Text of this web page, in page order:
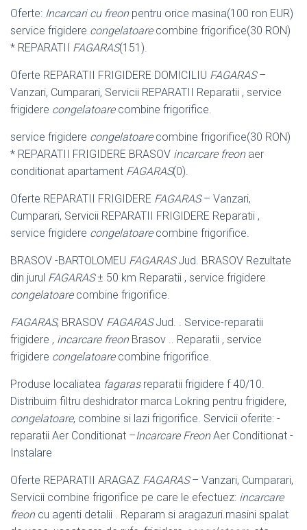
Oferte: Incarcari cu freonpentru orice masina(100 ron EUR)
service frigidere congelatoarecombine frigorifice(30 RON)
* REPARATII FAGARAS(151).
Oferte REPARATII FRIGIDERE DOMICILIU FAGARAS–
Vanzari, Cumparari, Servicii REPARATII Reparatii , service
frigidere congelatoarecombine frigorifice.
service frigidere congelatoarecombine frigorifice(30 RON)
* REPARATII FRIGIDERE BRASOV incarcare freonaer
conditionat apartament FAGARAS(0).
Oferte REPARATII FRIGIDERE FAGARAS– Vanzari,
Cumparari, Servicii REPARATII FRIGIDERE Reparatii ,
service frigidere congelatoarecombine frigorifice.
BRASOV -BARTOLOMEU FAGARASJud. BRASOV Rezultate
din jurul FAGARAS± 50 km Reparatii , service frigidere
congelatoarecombine frigorifice.
FAGARAS, BRASOV FAGARASJud. . Service-reparatii
frigidere , incarcare freonBrasov .. Reparatii , service
frigidere congelatoarecombine frigorifice.
Produse localiatea fagarasreparatii frigidere f 40/10.
Distribuim filtru deshidrator marca Lokring pentru frigidere,
congelatoare, combine si lazi frigorifice. Servicii oferite: -
reparatii Aer Conditionat –Incarcare FreonAer Conditionat -
Instalare
Oferte REPARATII ARAGAZ FAGARAS– Vanzari, Cumparari,
Servicii combine frigorifice pe care le efectuez: incarcare
freoncu agenti detalii . Reparam si aragazuri.masini spalat